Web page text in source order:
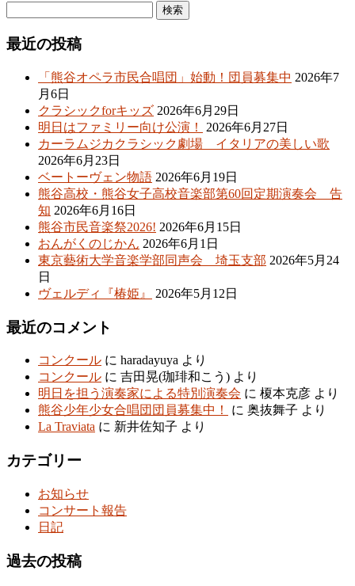
最近の投稿
「熊谷オペラ市民合唱団」始動！団員募集中 2026年7
月6日
クラシックforキッズ 2026年6月29日
明日はファミリー向け公演！
2026年6月27日
カーラムジカクラシック劇場 イタリアの美しい歌
2026年6月23日
ベートーヴェン物語 2026年6月19日
熊谷高校・熊谷女子高校音楽部第60回定期演奏会 告
知 2026年6月16日
熊谷市民音楽祭2026! 2026年6月15日
おんがくのじかん 2026年6月1日
東京藝術大学音楽学部同声会 埼玉支部 2026年5月24
日
ヴェルディ『椿姫』
2026年5月12日
最近のコメント
コンクール に haradayuya より
コンクール に 吉田晃(珈琲和こう) より
明日を担う演奏家による特別演奏会 に 榎本克彦 より
熊谷少年少女合唱団団員募集中！
に 奥抜舞子 より
La Traviata に 新井佐知子 より
カテゴリー
お知らせ
コンサート報告
日記
過去の投稿